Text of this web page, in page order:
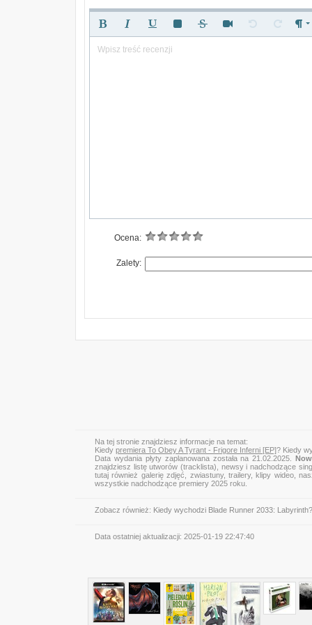
Wpisz treść recenzji
Ocena:
Zalety:
Na tej stronie znajdziesz informacje na temat:
Kiedy premiera To Obey A Tyrant - Frigore Inferni [EP]? Kiedy
Data wydania płyty zaplanowana została na 21.02.2025.
znajdziesz listę utworów (tracklista), newsy i nadchodzące
tutaj również galerię zdjęć, zwiastuny, trailery, klipy wideo,
wszystkie nadchodzące premiery 2025 roku.
Zobacz również: Kiedy wychodzi Blade Runner 2033: Labyrinth?
Data ostatniej aktualizacji: 2025-01-19 22:47:40